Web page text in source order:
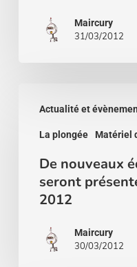
chasse
Maircury
31/03/2012
Actualité et
La plongée Matériel
nouveaux
équipements
Beuchat
seront
présentés
Beuchat
De nouveaux
seront
2012
Maircury
30/03/2012